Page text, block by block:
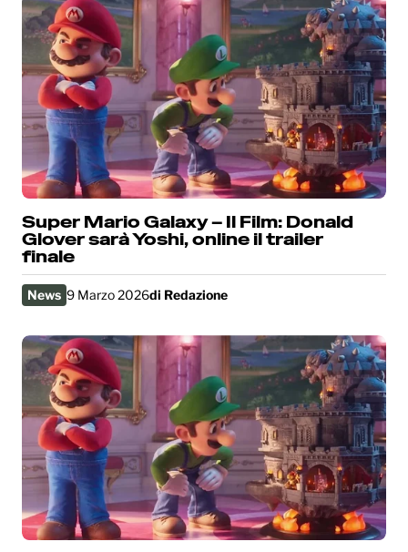
Super Mario Galaxy – Il Film: Donald
Glover sarà Yoshi, online il trailer
finale
News 9 Marzo 2026di Redazione